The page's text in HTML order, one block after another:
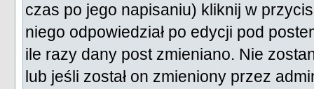
czas po jego napisaniu) kliknij w
niego odpowiedział po edycji pod
ile razy dany post zmieniano. Nie
lub jeśli został on zmieniony przez